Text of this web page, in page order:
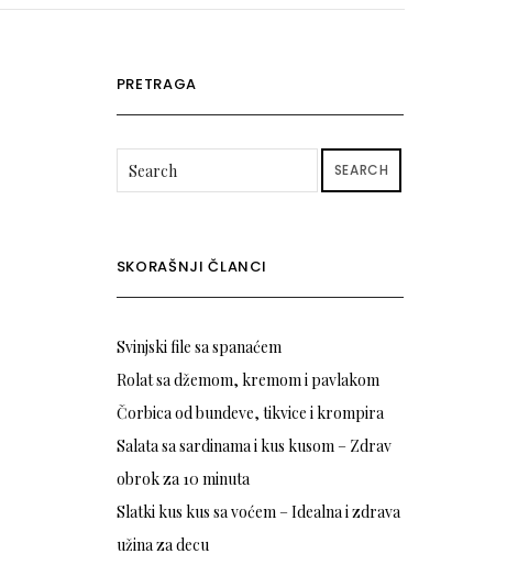
PRETRAGA
SEARCH
SKORAŠNJI ČLANCI
Svinjski file sa spanaćem
Rolat sa džemom, kremom i pavlakom
Čorbica od bundeve, tikvice i krompira
Salata sa sardinama i kus kusom – Zdrav
obrok za 10 minuta
Slatki kus kus sa voćem – Idealna i zdrava
užina za decu